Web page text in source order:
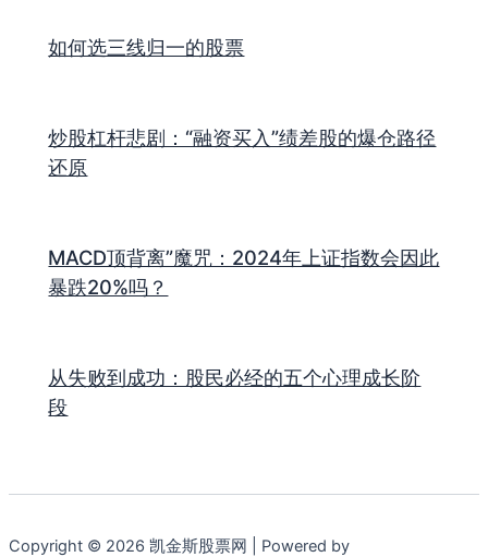
如何选三线归一的股票
炒股杠杆悲剧：“融资买入”绩差股的爆仓路径
还原
MACD顶背离”魔咒：2024年上证指数会因此
暴跌20%吗？
从失败到成功：股民必经的五个心理成长阶
段
Copyright © 2026 凯金斯股票网 | Powered by